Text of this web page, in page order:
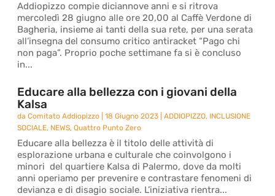
Addiopizzo compie diciannove anni e si ritrova
mercoledì 28 giugno alle ore 20,00 al Caffè Verdone di
Bagheria, insieme ai tanti della sua rete, per una serata
all’insegna del consumo critico antiracket “Pago chi
non paga”. Proprio poche settimane fa si è concluso
in...
Educare alla bellezza con i giovani della
Kalsa
daComitato Addiopizzo |18 Giugno 2023 |ADDIOPIZZO, INCLUSIONE
SOCIALE, NEWS,Quattro Punto Zero
Educare alla bellezza è il titolo delle attività di
esplorazione urbana e culturale che coinvolgono i
minori del quartiere Kalsa di Palermo, dove da molti
anni operiamo per prevenire e contrastare fenomeni di
devianza e di disagio sociale. L’iniziativa rientra...